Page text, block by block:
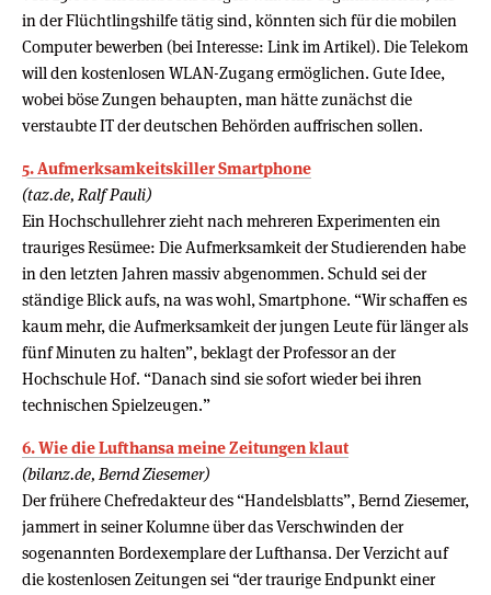
in der Flüchtlingshilfe tätig sind, könnten sich für die mobilen
Computer bewerben (bei Interesse: Link im Artikel). Die Telekom
will den kostenlosen WLAN-Zugang ermöglichen. Gute Idee,
wobei böse Zungen behaupten, man hätte zunächst die
verstaubte IT der deutschen Behörden auffrischen sollen.
5. Aufmerksamkeitskiller Smartphone
(taz.de, Ralf Pauli)
Ein Hochschullehrer zieht nach mehreren Experimenten ein
trauriges Resümee: Die Aufmerksamkeit der Studierenden habe
in den letzten Jahren massiv abgenommen. Schuld sei der
ständige Blick aufs, na was wohl, Smartphone. “Wir schaffen es
kaum mehr, die Aufmerksamkeit der jungen Leute für länger als
fünf Minuten zu halten”, beklagt der Professor an der
Hochschule Hof. “Danach sind sie sofort wieder bei ihren
technischen Spielzeugen.”
6. Wie die Lufthansa meine Zeitungen klaut
(bilanz.de, Bernd Ziesemer)
Der frühere Chefredakteur des “Handelsblatts”, Bernd Ziesemer,
jammert in seiner Kolumne über das Verschwinden der
sogenannten Bordexemplare der Lufthansa. Der Verzicht auf
die kostenlosen Zeitungen sei “der traurige Endpunkt einer